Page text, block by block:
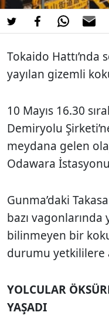
Tokaido
yayılan gizemli
10 Mayıs 16.30
Demiryolu
meydana gelen
Odawara
Gunma’daki
bazı vagonlarında
bilinmeyen bir
durumu yetkililere
YOLCULAR
YAŞADI